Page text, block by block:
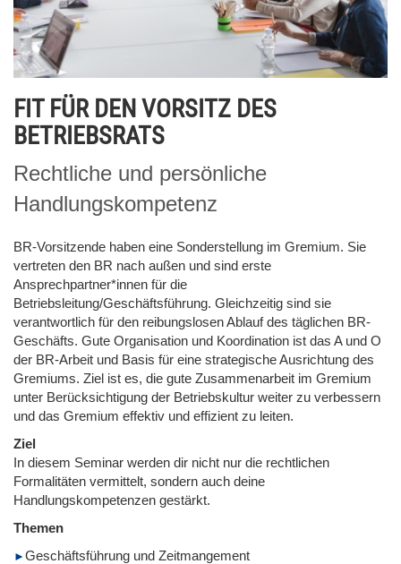
FIT FÜR DEN VORSITZ DES
BETRIEBSRATS
Rechtliche und persönliche
Handlungskompetenz
BR-Vorsitzende haben eine Sonderstellung im Gremium. Sie
vertreten den BR nach außen und sind erste
Ansprechpartner*innen für die
Betriebsleitung/Geschäftsführung. Gleichzeitig sind sie
verantwortlich für den reibungslosen Ablauf des täglichen BR-
Geschäfts. Gute Organisation und Koordination ist das A und O
der BR-Arbeit und Basis für eine strategische Ausrichtung des
Gremiums. Ziel ist es, die gute Zusammenarbeit im Gremium
unter Berücksichtigung der Betriebskultur weiter zu verbessern
und das Gremium effektiv und effizient zu leiten.
Ziel
In diesem Seminar werden dir nicht nur die rechtlichen
Formalitäten vermittelt, sondern auch deine
Handlungskompetenzen gestärkt.
Themen
Geschäftsführung und Zeitmangement